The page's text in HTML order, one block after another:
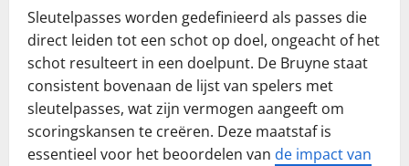
Sleutelpasses worden gedefinieerd als passes die
direct leiden tot een schot op doel, ongeacht of het
schot resulteert in een doelpunt. De Bruyne staat
consistent bovenaan de lijst van spelers met
sleutelpasses, wat zijn vermogen aangeeft om
scoringskansen te creëren. Deze maatstaf is
essentieel voor het beoordelen van de impact van